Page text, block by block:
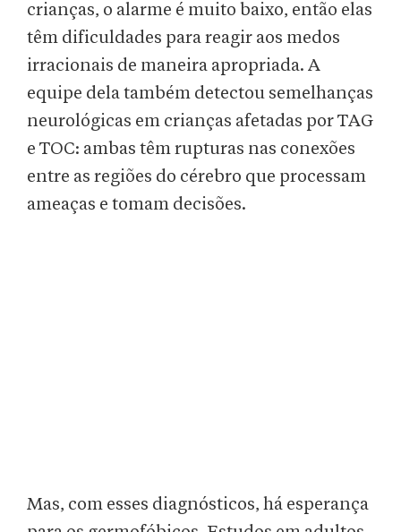
crianças, o alarme é muito baixo, então elas
têm dificuldades para reagir aos medos
irracionais de maneira apropriada. A
equipe dela também detectou semelhanças
neurológicas em crianças afetadas por TAG
e TOC: ambas têm rupturas nas conexões
entre as regiões do cérebro que processam
ameaças e tomam decisões.
Mas, com esses diagnósticos, há esperança